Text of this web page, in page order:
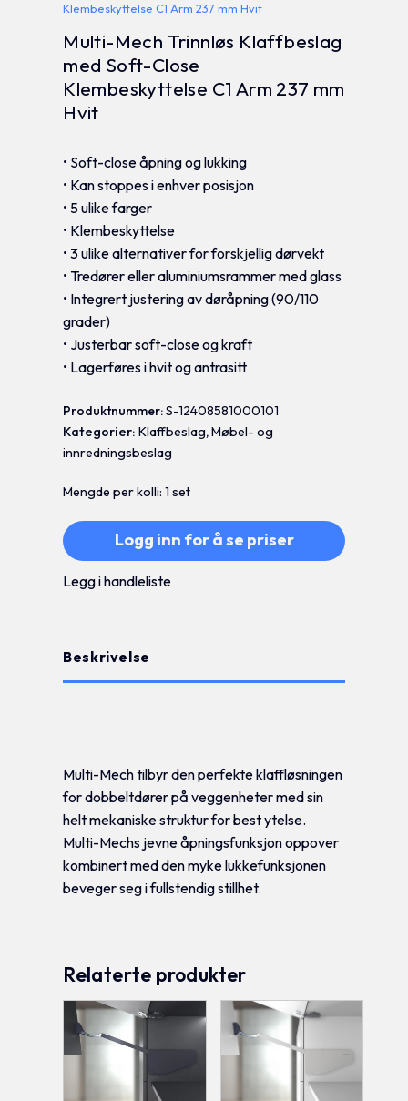
Klembeskyttelse C1 Arm 237 mm Hvit
Multi-Mech Trinnløs Klaffbeslag
med Soft-Close
Klembeskyttelse C1 Arm 237 mm
Hvit
• Soft-close åpning og lukking
• Kan stoppes i enhver posisjon
• 5 ulike farger
• Klembeskyttelse
• 3 ulike alternativer for forskjellig dørvekt
• Tredører eller aluminiumsrammer med glass
• Integrert justering av døråpning (90/110
grader)
• Justerbar soft-close og kraft
• Lagerføres i hvit og antrasitt
Produktnummer:S-12408581000101
Kategorier:Klaffbeslag,Møbel- og
innredningsbeslag
Mengde per kolli: 1 set
Logg inn for å se priser
Legg i handleliste
Beskrivelse
Multi-Mech tilbyr den perfekte klaffløsningen
for dobbeltdører på veggenheter med sin
helt mekaniske struktur for best ytelse.
Multi-Mechs jevne åpningsfunksjon oppover
kombinert med den myke lukkefunksjonen
beveger seg i fullstendig stillhet.
Relaterte produkter